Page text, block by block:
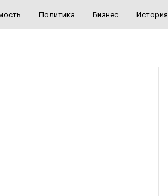
Политика Бизнес История